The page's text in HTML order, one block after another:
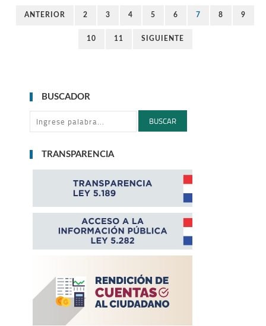
ANTERIOR 2 3 4 5 6 7 8 9
10 11 SIGUIENTE
BUSCADOR
BUSCAR
TRANSPARENCIA